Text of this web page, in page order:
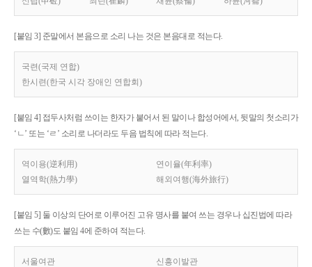
[붙임 3] 준말에서 본음으로 소리 나는 것은 본음대로 적는다.
국련(국제 연합)
한시련(한국 시각 장애인 연합회)
[붙임 4] 접두사처럼 쓰이는 한자가 붙어서 된 말이나 합성어에서, 뒷말의 첫소리가
‘ㄴ’ 또는 ‘ㄹ’ 소리로 나더라도 두음 법칙에 따라 적는다.
역이용(逆利用)
연이율(年利率)
열역학(熱力學)
해외여행(海外旅行)
[붙임 5] 둘 이상의 단어로 이루어진 고유 명사를 붙여 쓰는 경우나 십진법에 따라
쓰는 수(數)도 붙임 4에 준하여 적는다.
서울여관 신흥이발관